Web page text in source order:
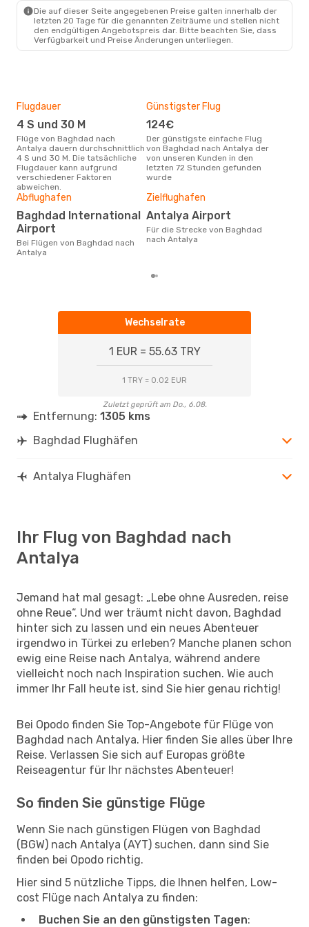
Die auf dieser Seite angegebenen Preise galten innerhalb der
letzten 20 Tage für die genannten Zeiträume und stellen nicht
den endgültigen Angebotspreis dar. Bitte beachten Sie, dass
Verfügbarkeit und Preise Änderungen unterliegen.
Flugdauer
4 S und 30 M
Flüge von Baghdad nach
Antalya dauern durchschnittlich
4 S und 30 M. Die tatsächliche
Flugdauer kann aufgrund
verschiedener Faktoren
abweichen.
Günstigster Flug
124€
Der günstigste einfache Flug
von Baghdad nach Antalya der
von unseren Kunden in den
letzten 72 Stunden gefunden
wurde
Abflughafen
Baghdad International
Airport
Bei Flügen von Baghdad nach
Antalya
Zielflughafen
Antalya Airport
Für die Strecke von Baghdad
nach Antalya
Wechselrate
1 EUR = 55.63 TRY
1 TRY = 0.02 EUR
Zuletzt geprüft am Do., 6.08.
Entfernung: 1305 kms
Baghdad Flughäfen
Antalya Flughäfen
Ihr Flug von Baghdad nach
Antalya
Jemand hat mal gesagt: „Lebe ohne Ausreden, reise
ohne Reue“. Und wer träumt nicht davon, Baghdad
hinter sich zu lassen und ein neues Abenteuer
irgendwo in Türkei zu erleben? Manche planen schon
ewig eine Reise nach Antalya, während andere
vielleicht noch nach Inspiration suchen. Wie auch
immer Ihr Fall heute ist, sind Sie hier genau richtig!
Bei Opodo finden Sie Top-Angebote für Flüge von
Baghdad nach Antalya. Hier finden Sie alles über Ihre
Reise. Verlassen Sie sich auf Europas größte
Reiseagentur für Ihr nächstes Abenteuer!
So finden Sie günstige Flüge
Wenn Sie nach günstigen Flügen von Baghdad
(BGW) nach Antalya (AYT) suchen, dann sind Sie
finden bei Opodo richtig.
Hier sind 5 nützliche Tipps, die Ihnen helfen, Low-
cost Flüge nach Antalya zu finden:
Buchen Sie an den günstigsten Tagen: